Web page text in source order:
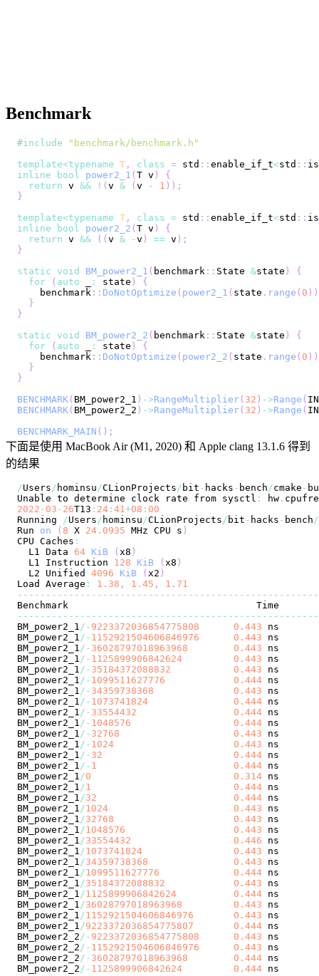
Benchmark
#include
"benchmark/benchmark.h"
template<typename T , class = std :: enable_if_t<std ::
inline
bool power2_1 ( T v )
{
return v && ! ( v & ( v - 1 ) ) ;
}
template<typename T , class = std :: enable_if_t<std ::
inline
bool power2_2 ( T v )
{
return v && ( ( v & -v ) == v ) ;
}
static
void BM_power2_1 ( benchmark :: State &state )
{
for
( auto : state )
{
    benchmark
:: DoNotOptimize ( power2_1 ( state . range ( 0 ) )
}
}
static
void BM_power2_2 ( benchmark :: State &state )
{
for
( auto : state )
{
    benchmark
:: DoNotOptimize ( power2_2 ( state . range ( 0 ) )
}
}
BENCHMARK( BM_power2_1 ) ->RangeMultiplier( 32 ) ->Range (
BENCHMARK( BM_power2_2 ) ->RangeMultiplier( 32 ) ->Range (
BENCHMARK_MAIN ( ) ;
下面是使用 MacBook Air (M1, 2020) 和 Apple clang 13.1.6 得到
的结果
/Users/ hominsu/CLionProjects/ bit - hacks - bench/cmake -
Unable to determine clock rate from sysctl : hw .
2022 - 03 - 26T13 : 24 : 41+08 : 00
Running /Users/ hominsu/CLionProjects/ bit - hacks - bench/
Run on ( 8 X 24.0935 MHz CPU s )
CPU Caches :
  L1 Data
64 KiB ( x8 )
  L1 Instruction
128 KiB ( x8 )
  L2 Unified
4096 KiB ( x2 )
Load Average : 1.38 , 1.45 ,
1.71
-- -- -- -- -- -- -- -- -- -- -- -- -- -- -- -- -- -- -- -- -- -- -- -- -- --
-- -- -- -- -- -- -- -- -- -- -- -- -- -- -- -- -- -- -- -- -- -- -- -- -- --
BM_power2_1/ - 9223372036854775808 0.443
BM_power2_1/ - 1152921504606846976 0.443
BM_power2_1/ - 36028797018963968 0.443
BM_power2_1/ - 1125899906842624 0.443
BM_power2_1/ - 35184372088832 0.443
BM_power2_1/ - 1099511627776 0.444
BM_power2_1/ - 34359738368 0.443
BM_power2_1/ - 1073741824 0.444
BM_power2_1/ - 33554432 0.444
BM_power2_1/ - 1048576 0.444
BM_power2_1/ - 32768 0.443
BM_power2_1/ - 1024 0.443
BM_power2_1/ - 32 0.444
BM_power2_1/ - 1 0.444
BM_power2_1/0 0.314
BM_power2_1/1 0.444
BM_power2_1/32 0.444
BM_power2_1/1024 0.443
BM_power2_1/32768 0.443
BM_power2_1/1048576 0.443
BM_power2_1/33554432 0.446
BM_power2_1/1073741824 0.443
BM_power2_1/34359738368 0.443
BM_power2_1/1099511627776 0.444
BM_power2_1/35184372088832 0.443
BM_power2_1/1125899906842624 0.444
BM_power2_1/36028797018963968 0.443
BM_power2_1/1152921504606846976 0.443
BM_power2_1/9223372036854775807 0.444
BM_power2_2/ - 9223372036854775808 0.443
BM_power2_2/ - 1152921504606846976 0.443
BM_power2_2/ - 36028797018963968 0.444
BM_power2_2/ - 1125899906842624 0.444